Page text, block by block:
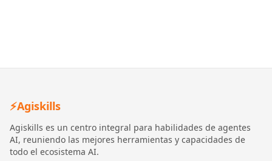
⚡Agiskills
Agiskills es un centro integral para habilidades de agentes
AI, reuniendo las mejores herramientas y capacidades de
todo el ecosistema AI.